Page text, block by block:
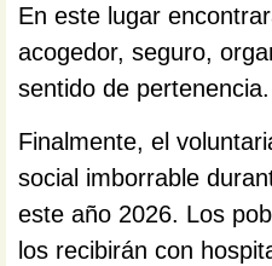
En este lugar
acogedor, seguro,
sentido de pertenencia.
Finalmente, el
social imborrable
este año 2026. Los
los recibirán con